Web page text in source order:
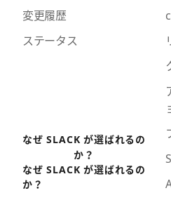
変更履歴
ステータス
なぜ SLACK が選ばれるの
か？
なぜ SLACK が選ばれるの
か？